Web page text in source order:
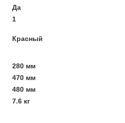
Да
1
Красный
280 мм
470 мм
480 мм
7.6 кг